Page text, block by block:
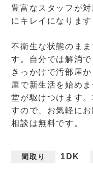
豊富なスタッフが
にキレイになります
不衛生な状態のま
す。自分では解消
きっかけで汚部屋
屋で新生活を始め
堂が駆けつけます
すので、お気軽に
相談は無料です。
間取り 1DK